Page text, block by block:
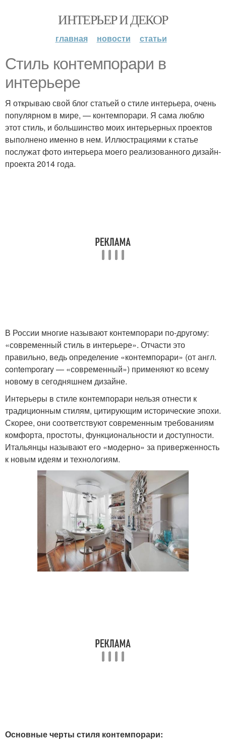
ИНТЕРЬЕР И ДЕКОР
главная новости статьи
Стиль контемпорари в
интерьере
Я открываю свой блог статьей о стиле интерьера, очень
популярном в мире, — контемпорари. Я сама люблю
этот стиль, и большинство моих интерьерных проектов
выполнено именно в нем. Иллюстрациями к статье
послужат фото интерьера моего реализованного дизайн-
проекта 2014 года.
В России многие называют контемпорари по-другому:
«современный стиль в интерьере». Отчасти это
правильно, ведь определение «контемпорари» (от англ.
contemporary — «современный») применяют ко всему
новому в сегодняшнем дизайне.
Интерьеры в стиле контемпорари нельзя отнести к
традиционным стилям, цитирующим исторические эпохи.
Скорее, они соответствуют современным требованиям
комфорта, простоты, функциональности и доступности.
Итальянцы называют его «модерно» за приверженность
к новым идеям и технологиям.
Основные черты стиля контемпорари: